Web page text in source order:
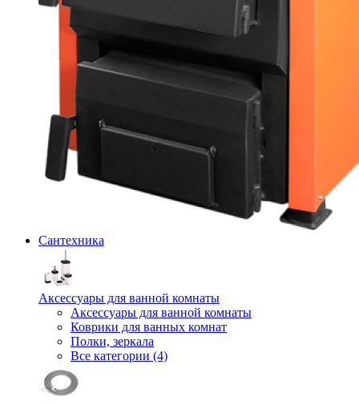
Сантехника
Аксессуары для ванной комнаты
Аксессуары для ванной комнаты
Коврики для ванных комнат
Полки, зеркала
Все категории (4)